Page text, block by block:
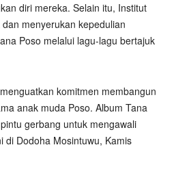
diri mereka. Selain itu, Institut
menyerukan kepedulian
Poso melalui lagu-lagu bertajuk
komitmen membangun
anak muda Poso. Album Tana
gerbang untuk mengawali
di Dodoha Mosintuwu, Kamis